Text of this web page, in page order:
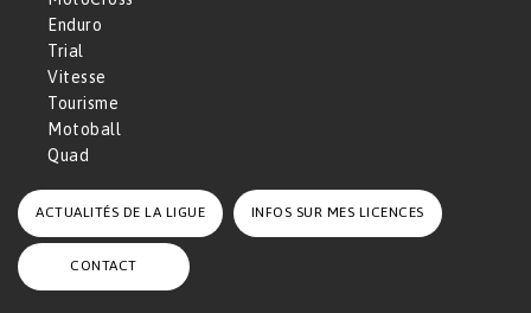
Enduro
Trial
Vitesse
Tourisme
Motoball
Quad
ACTUALITÉS DE LA LIGUE INFOS SUR MES LICENCES
CONTACT